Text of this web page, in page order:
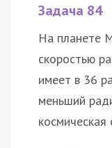
Задача 84
На планете
скоростью
имеет в 36
меньший